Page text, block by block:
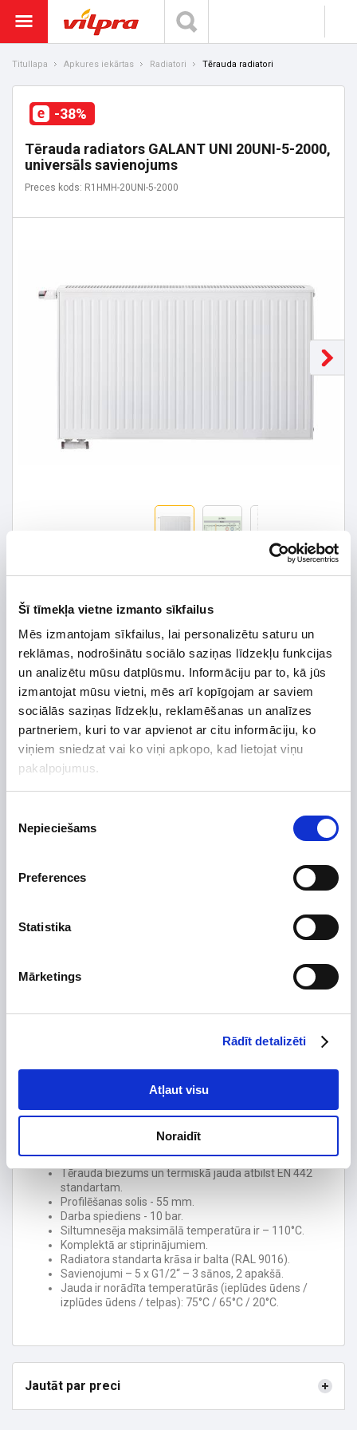
Šī tīmekļa vietne izmanto sīkfailus
Mēs izmantojam sīkfailus, lai personalizētu saturu un
reklāmas, nodrošinātu sociālo saziņas līdzekļu funkcijas
un analizētu mūsu datplūsmu. Informāciju par to, kā jūs
izmantojat mūsu vietni, mēs arī kopīgojam ar saviem
sociālās saziņas līdzekļu, reklamēšanas un analīzes
partneriem, kuri to var apvienot ar citu informāciju, ko
viņiem sniedzat vai ko viņi apkopo, kad lietojat viņu
pakalpojumus.
izvēle
Nepieciešams
Preferences
Statistika
Mārketings
Rādīt detalizēti
Atļaut visu
Noraidīt
Titullapa Apkures iekārtas Radiatori Tērauda radiatori
-38%
Tērauda radiators GALANT UNI 20UNI-5-2000,
universāls savienojums
Preces kods: R1HMH-20UNI-5-2000
182,04 € *
Uzdot jautājumu par preci
Preces apraksts
Garantijas termiņš, mēn.
120
Īpatnības:
Tērauda radiatori universālam pieslēgumam,
izgatavoti no kvalitatīva tērauda DC01.
Tērauda biezums un termiskā jauda atbilst EN 442
standartam.
Profilēšanas solis - 55 mm.
Darba spiediens - 10 bar.
Siltumnesēja maksimālā temperatūra ir – 110°C.
Komplektā ar stiprinājumiem.
Radiatora standarta krāsa ir balta (RAL 9016).
Savienojumi – 5 x G1/2“ – 3 sānos, 2 apakšā.
Jauda ir norādīta temperatūrās (ieplūdes ūdens /
izplūdes ūdens / telpas): 75°C / 65°C / 20°C.
Jautāt par preci